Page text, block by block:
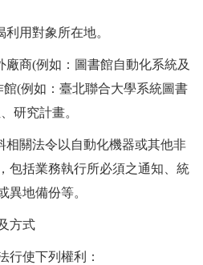
利用對象 所在地。
廠商(例如：圖書館自動化系統及
館(例如：臺北聯合大學系統圖書
研究計畫。
相關法令以自動化機器或其他非
包括業務執行所必須之通知、統
異地備份等。
方式
行使下列權利：